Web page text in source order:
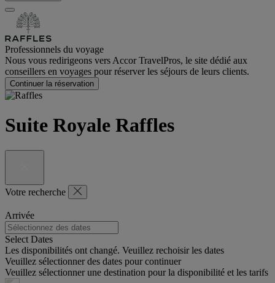
Professionnels du voyage
Nous vous redirigeons vers Accor TravelPros, le site dédié aux
conseillers en voyages pour réserver les séjours de leurs clients.
Continuer la réservation
Suite Royale Raffles
Votre recherche
Arrivée
Select Dates
Les disponibilités ont changé. Veuillez rechoisir les dates
Veuillez sélectionner des dates pour continuer
Veuillez sélectionner une destination pour la disponibilité et les tarifs